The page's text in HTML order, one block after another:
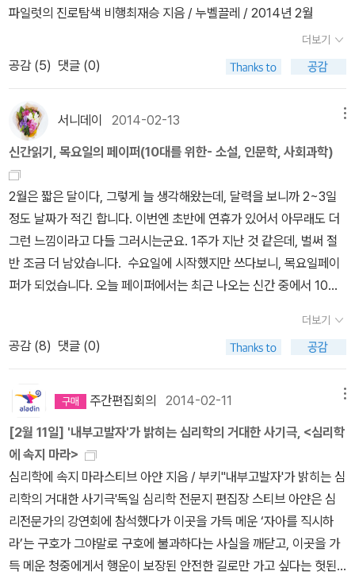
드 프리미어리그‘를 주름잡았던 ‘첼시 FC‘, 온라인 게임 ‘피파온라인‘
등 남학생들의 추억을 바탕으로, 따돌림, 왕따, 집단 괴롭힘과 같은 현
실적인 문제를 학생의 입장에서 직접적으로 다룬다. 학교폭력의 폭력
성에 대해 다시금 생각하게 만든다. (실질적인 해결책은 아니더라도,
피해자에게 적절한 용기를 줄 수 있다고 생각한다.)어머니의 치맛바
람과 아버지의 실직, 여동생의 탈선 등 일반적인 가정 내적인 문제와
비정규직과 파업, 4대강 사업과 같은 시대적인 문제를 간접적으로 언
급하기도 한다.꽤나 많은 주제를 다루는 것 같지만, 사회문제에 대한
이야기는 그리 깊지는 않으며, 특유의 유머와 함께 과함 없이 자연스
럽게 융화했다.청소년을 대상으로 한 도서이지만, 지금의 청소년들보
다는 2010년대에 대한 추억이 있는 성인 남성에게 추천하고픈 책이
다. (학창 시절을 비교적 조용히 보낸 사람에게 더 추천한다.)추억을
회상하면서 쉽게 읽을 수 있는 재미난 소설이다.
켜낸다는 것 퍼펙트 워크 --앞부분 조금 봤는데 읽어보면 좋을
것 같지만, 동양고전에 대해 아는 것이 없어서 그 점이 조금 걸리지만,
번 읽어볼까 생각중입니다. 얼마전에 읽었던 <퍼펙트 워크>가 중국
서 한 번 읽어볼까 생각중입니다. 시간이 되면, 그 책은 다시 페이퍼를
쓰기로 합니다. 3. 어린이책과 청소년 소설-- 얼마전에 읽었던 책 중
청소년기의 주인공이 등장한다는 것, 그 시기 주인공이 나오니까 눈
높이도 여기에 맞춰져 있는 것 같기도 하지만, 읽어보면 재미있는 책
들이 많았습니다. 어린이책은 페이지도 적은 편이고 그림이 많은 편
인데, 그림이 재미있거나, 내용이 새로운 창작동화도 꽤 있어서 가끔
보는 편입니다. 그래서 청소년 소설과 어린이 책 중에서 둘 중 하나
게 살고 있는 걸까, 하는 생각도 들고 해서 요즘은 전에 읽지 않던 책
을 읽는 것처럼, 전에 해보지 않았던 일들을 해보고 싶은 마음도 듭니
다. 그렇지만 여행을 떠나고 싶어, 하면서도 갈 수 있더라도 막상 가려
고 하면 마음이 바뀌는 그런 것처럼, 조금은 비슷비슷한 같은 것을 반
복하고 있는 건가 하는 생각도 해봤습니다. 책은 페이퍼를 쓰면서 조
금 찾아보고 대강 골랐습니다만, 이걸 언제 읽나, 하는 생각도 듭니다.
---- 오늘은 여기까지 입니다. 즐거운 주말 편안하게 보내시고, 내일
은 새로운 한 주 기분좋게 시작하세요. (페이퍼는 한동안 간단히 쓰
려구요. 바쁠 일이 생겼습니다. )
래서 공부하는 사이사이 독서도 열심히 하라고 신간도서를 살펴보니
정말 좋은 작품이 많더군요. 함께 읽을 수 있는 책과 함께 새학기 참고
서와 문제집도 서서히 주말동안 살펴봐야겠습니다. 흑룡전설 용지
호김봉래 지음 / 문학동네 / 2014년 1월 민음 한국사 : 15세기,
조선의 때 이른 절정문중양 외 지음, 문사철 엮음 / 민음사 / 2014년
1월 내가 사랑한 유럽 TOP10정여울 지음, 대한항공 여행사진 공
모전 당선작 외 사진 / 홍익출판사 / 2014년 1월 더 스크랩무라
카미 하루키 지음, 권남희 옮김 / 비채 / 2014년 2월 다른 모든
눈송이와 아주 비슷하게 생긴 단 하나의 눈송이은희경 지음 / 문학동
네 / 2014년 2월 양춘단 대학 탐방기박지리 지음 / 사계절출판
사 / 2014년 2월 요즘 선풍적인 인기를 끌고있는 별그대 드라마
속에 나온 [에드워드 툴레인의 신기한 여행] 그림책 뿐 아니라 영어
원서도 탐이 난다. The Miraculous Journey of Edward Tulan
e 에드워드 툴레인의 신기한 여행 (영어원서 + 워크북 + MP3 CD 1
에드워드 툴레인의 신기한 여행케이트 디카밀로 지음, 김경미 옮
몽몽최은옥 지음, 신지수 그림 / 비룡소 / 2014년 2월 눈의 여
왕 - 전2권 (한글판 + 영문판)한스 크리스티안 안데르센 지음, 임헌
관 옮김 / 더클래식 / 2013년 2월 역사 자습서와 문제집. 역
사를 배우는 대신에 사회는 안 배우는 듯, 아이가 사회 대신에 역사를
배운다고 더 좋아합니다. 창비 국어 중학교 2학년 자습서와 문제
집 수학 문제집가장 열심히 공부해야 할 과목입니다. 과학
은 교과서가 지학사 출판사에서 만들었기에 작년에도 하이라이트 자
습서를 사용했는데, EBS 교재에 비해 가격이 두 배더군요. 작년에 자
파일럿의 진로탐색 비행최재승 지음 / 누벨끌레 / 2014년 2월
더보기
공감 (5) 댓글 (0)
서니데이 2014-02-13
신간읽기, 목요일의 페이퍼(10대를 위한- 소설, 인문학, 사회과학)
2월은 짧은 달이다, 그렇게 늘 생각해왔는데, 달력을 보니까 2~3일
정도 날짜가 적긴 합니다. 이번엔 초반에 연휴가 있어서 아무래도 더
그런 느낌이라고 다들 그러시는군요. 1주가 지난 것 같은데, 벌써 절
반 조금 더 남았습니다. 수요일에 시작했지만 쓰다보니, 목요일페이
퍼가 되었습니다. 오늘 페이퍼에서는 최근 나오는 신간 중에서 10대
대에게 권하는 인문학3. 18세상 10대라고 하면 청소년 시기를 떠올
립니다. 우리 나라의 경우라면 이 시기에 학교를 다니는 학생들이 많
아서 학생의 이미지도 많이 생각납니다. 10대를 그린 책도, 설명한 책
도 이번이 처음은 아닙니다만, 작성한 시기와 주제에 따라 내용도 조
관심사도 다를 수 있을 거라고 생각합니다. 지나고 나면, 내 10대 시
절을 생각하게 되는데, 그 점이 지금의 10대와의 조금씩 달라진 점에
대해 알고, 이전과 다른 관점에서 볼 수도 있을 것 같습니다. -------
----------청소년을 위한 소설 1. 흑룡전설 용지호-- 김봉래-- 평범
한 중학생을 등장시켜 다양한 사람과 사건을 경험하면서 성장하는 이
야기인데, 문학동네청소년문학상 4회 수상작입니다. 자전거를 타고
다니다 알게 된 사람들의 모임에 참여하는 용지호와 학교에서는 같은
더보기
공감 (8) 댓글 (0)
주간편집회의 2014-02-11
[2월 11일] '내부고발자'가 밝히는 심리학의 거대한 사기극, <심리학
에 속지 마라>
심리학에 속지 마라스티브 아얀 지음 / 부키''내부고발자'가 밝히는 심
리학의 거대한 사기극'독일 심리학 전문지 편집장 스티브 아얀은 심
리전문가의 강연회에 참석했다가 이곳을 가득 메운 ‘자아를 직시하
라’는 구호가 그야말로 구호에 불과하다는 사실을 깨닫고, 이곳을 가
득 메운 청중에게서 행운이 보장된 안전한 길로만 가고 싶다는 헛된